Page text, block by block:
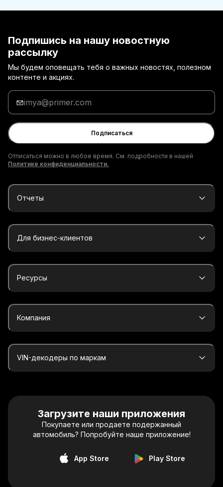
Подпишись на нашу новостную
рассылку
Мы будем оповещать тебя о важных новостях, полезном
контенте и акциях.
Введи
адрес
электронной
почты
Подписаться
Отписаться можно в любое время. См. подробности в нашей
Политике конфиденциальности.
Отчеты
Для бизнес-клиентов
Ресурсы
Компания
VIN-декодеры по маркам
Загрузите наши приложения
Покупаете или продаете подержанный
автомобиль? Попробуйте наше приложение!
App Store Play Store